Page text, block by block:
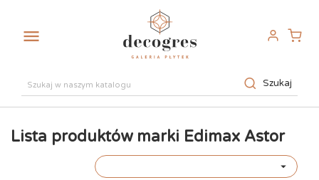

Szukaj
Lista produktów marki Edimax Astor
